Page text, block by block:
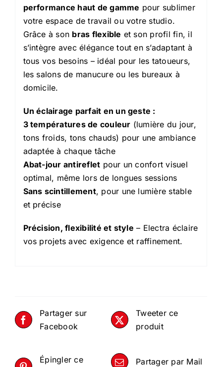
performance haut de gamme pour sublimer
votre espace de travail ou votre studio.
Grâce à son bras flexible et son profil fin, il
s’intègre avec élégance tout en s’adaptant à
tous vos besoins – idéal pour les tatoueurs,
les salons de manucure ou les bureaux à
domicile.
Un éclairage parfait en un geste :
3 températures de couleur (lumière du jour,
tons froids, tons chauds) pour une ambiance
adaptée à chaque tâche
Abat-jour antireflet pour un confort visuel
optimal, même lors de longues sessions
Sans scintillement, pour une lumière stable
et précise
Précision, flexibilité et style – Electra éclaire
vos projets avec exigence et raffinement.
Partager sur
Facebook
Tweeter ce
produit
Épingler ce
Partager par Mail